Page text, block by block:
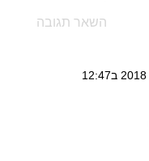
השאר תגובה